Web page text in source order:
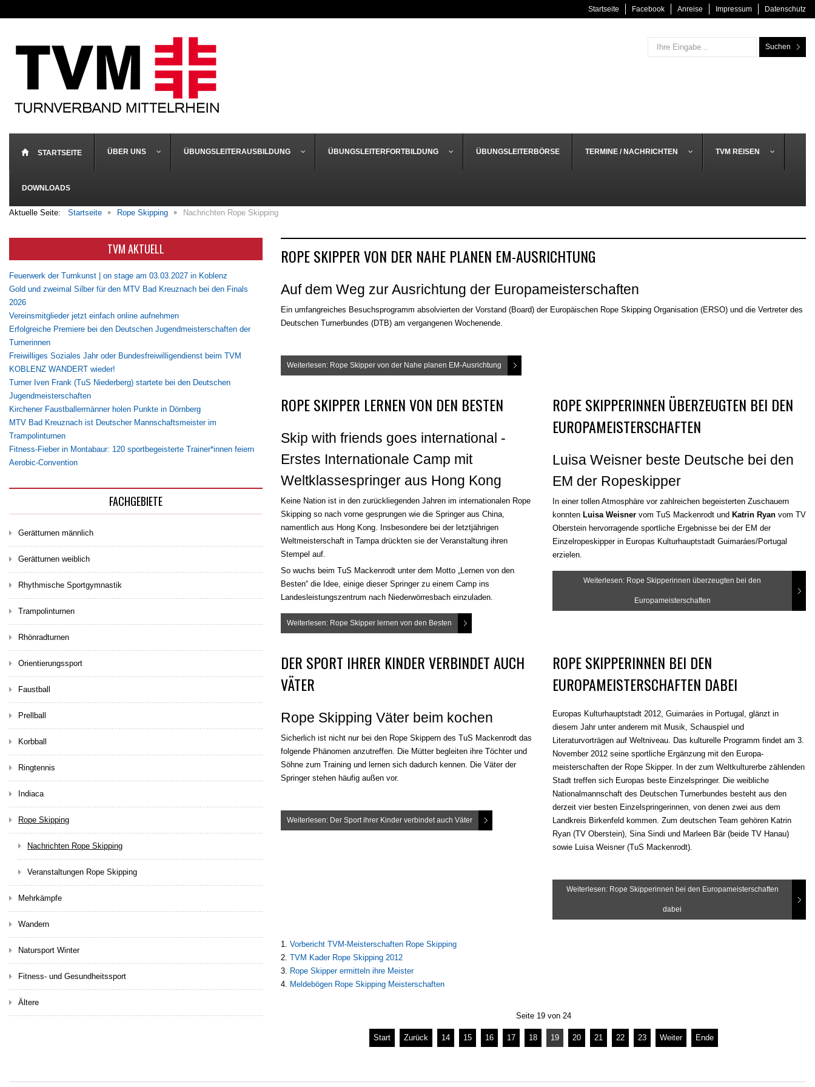
Startseite Facebook Anreise Impressum Datenschutz
Suchen
STARTSEITE ÜBER UNS ÜBUNGSLEITERAUSBILDUNG ÜBUNGSLEITERFORTBILDUNG ÜBUNGSLEITERBÖRSE TERMINE / NACHRICHTEN TVM REISEN
DOWNLOADS
Aktuelle Seite: Startseite Rope Skipping Nachrichten Rope Skipping
ROPE SKIPPER VON DER NAHE PLANEN EM-AUSRICHTUNG
Auf dem Weg zur Ausrichtung der Europameisterschaften
Ein umfangreiches Besuchsprogramm absolvierten der Vorstand (Board) der Europäischen Rope Skipping Organisation (ERSO) und die Vertreter des
Deutschen Turnerbundes (DTB) am vergangenen Wochenende.
Weiterlesen: Rope Skipper von der Nahe planen EM-Ausrichtung
ROPE SKIPPER LERNEN VON DEN BESTEN
Skip with friends goes international -
Erstes Internationale Camp mit
Weltklassespringer aus Hong Kong
Keine Nation ist in den zurückliegenden Jahren im internationalen Rope
Skipping so nach vorne gesprungen wie die Springer aus China,
namentlich aus Hong Kong. Insbesondere bei der letztjährigen
Weltmeisterschaft in Tampa drückten sie der Veranstaltung ihren
Stempel auf.
So wuchs beim TuS Mackenrodt unter dem Motto „Lernen von den
Besten“ die Idee, einige dieser Springer zu einem Camp ins
Landesleistungszentrum nach Niederwörresbach einzuladen.
Weiterlesen: Rope Skipper lernen von den Besten
ROPE SKIPPERINNEN ÜBERZEUGTEN BEI DEN
EUROPAMEISTERSCHAFTEN
Luisa Weisner beste Deutsche bei den
EM der Ropeskipper
In einer tollen Atmosphäre vor zahlreichen begeisterten Zuschauern
konnten Luisa Weisner vom TuS Mackenrodt und Katrin Ryan vom TV
Oberstein hervorragende sportliche Ergebnisse bei der EM der
Einzelropeskipper in Europas Kulturhauptstadt Guimaráes/Portugal
erzielen.
Weiterlesen: Rope Skipperinnen überzeugten bei den
Europameisterschaften
DER SPORT IHRER KINDER VERBINDET AUCH
VÄTER
Rope Skipping Väter beim kochen
Sicherlich ist nicht nur bei den Rope Skippern des TuS Mackenrodt das
folgende Phänomen anzutreffen. Die Mütter begleiten ihre Töchter und
Söhne zum Training und lernen sich dadurch kennen. Die Väter der
Springer stehen häufig außen vor.
Weiterlesen: Der Sport ihrer Kinder verbindet auch Väter
ROPE SKIPPERINNEN BEI DEN
EUROPAMEISTERSCHAFTEN DABEI
Europas Kulturhauptstadt 2012, Guimaráes in Portugal, glänzt in
diesem Jahr unter anderem mit Musik, Schauspiel und
Literaturvorträgen auf Weltniveau. Das kulturelle Programm findet am 3.
November 2012 seine sportliche Ergänzung mit den Europa­
meisterschaften der Rope Skipper. In der zum Weltkulturerbe zählenden
Stadt treffen sich Europas beste Einzelspringer. Die weibliche
Nationalmannschaft des Deutschen Turnerbundes besteht aus den
derzeit vier besten Einzelspringerinnen, von denen zwei aus dem
Landkreis Birkenfeld kommen. Zum deutschen Team gehören Katrin
Ryan (TV Oberstein), Sina Sindi und Marleen Bär (beide TV Hanau)
sowie Luisa Weisner (TuS Mackenrodt).
Weiterlesen: Rope Skipperinnen bei den Europameisterschaften
dabei
Vorbericht TVM-Meisterschaften Rope Skipping
TVM Kader Rope Skipping 2012
Rope Skipper ermitteln ihre Meister
Meldebögen Rope Skipping Meisterschaften
Seite 19 von 24
Start Zurück 14 15 16 17 18 19 20 21 22 23 Weiter Ende
TVM AKTUELL
Feuerwerk der Turnkunst | on stage am 03.03.2027 in Koblenz
Gold und zweimal Silber für den MTV Bad Kreuznach bei den Finals
2026
Vereinsmitglieder jetzt einfach online aufnehmen
Erfolgreiche Premiere bei den Deutschen Jugendmeisterschaften der
Turnerinnen
Freiwilliges Soziales Jahr oder Bundesfreiwilligendienst beim TVM
KOBLENZ WANDERT wieder!
Turner Iven Frank (TuS Niederberg) startete bei den Deutschen
Jugendmeisterschaften
Kirchener Faustballermänner holen Punkte in Dörnberg
MTV Bad Kreuznach ist Deutscher Mannschaftsmeister im
Trampolinturnen
Fitness-Fieber in Montabaur: 120 sportbegeisterte Trainer*innen feiern
Aerobic-Convention
FACHGEBIETE
Gerätturnen männlich
Gerätturnen weiblich
Rhythmische Sportgymnastik
Trampolinturnen
Rhönradturnen
Orientierungssport
Faustball
Prellball
Korbball
Ringtennis
Indiaca
Rope Skipping
Nachrichten Rope Skipping
Veranstaltungen Rope Skipping
Mehrkämpfe
Wandern
Natursport Winter
Fitness- und Gesundheitssport
Ältere